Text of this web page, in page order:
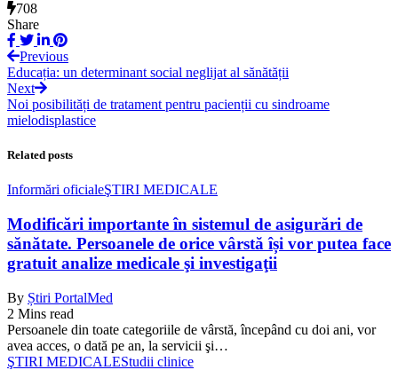
708
Share
Previous
Educația: un determinant social neglijat al sănătății
Next
Noi posibilități de tratament pentru pacienții cu sindroame
mielodisplastice
Related posts
Informări oficialeŞTIRI MEDICALE
Modificări importante în sistemul de asigurări de
sănătate. Persoanele de orice vârstă își vor putea face
gratuit analize medicale şi investigaţii
By Știri PortalMed
2 Mins read
Persoanele din toate categoriile de vârstă, începând cu doi ani, vor
avea acces, o dată pe an, la servicii şi…
ŞTIRI MEDICALEStudii clinice